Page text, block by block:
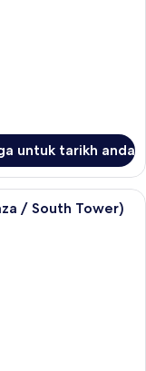
untuk tarikh anda
peti besi dalam bilik,
/ South Tower)